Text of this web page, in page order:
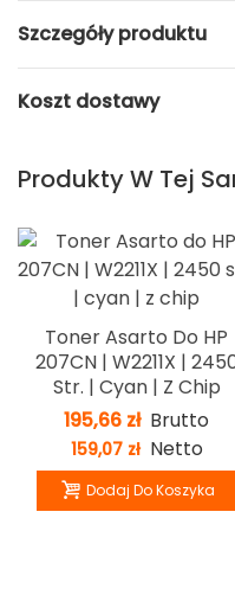
Szczegóły produktu
Koszt dostawy
Produkty W Tej
Toner Asarto Do HP
207CN | W2211X |
Str. | Cyan | Z Chip
195,66 zł Brutto
159,07 zł Netto
Dodaj Do Koszyka